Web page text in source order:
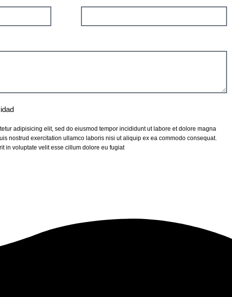
adipisicing elit, sed do eiusmod tempor incididunt ut labore et dolore magna
nostrud exercitation ullamco laboris nisi ut aliquip ex ea commodo consequat.
in voluptate velit esse cillum dolore eu fugiat